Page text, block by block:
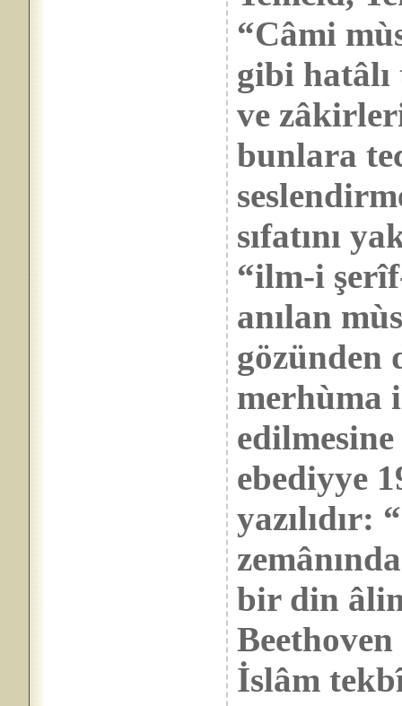
“Câmi
gibi
ve
bunlara
sıfatını
“ilm-i
anılan
gözünden
merhùma
ebediyye
yazılıdır:
bir din
İslâm